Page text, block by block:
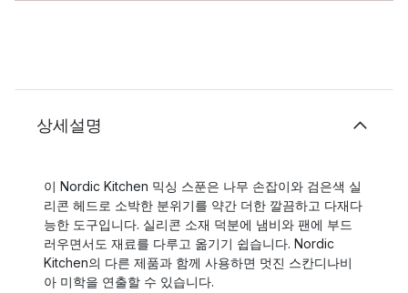
상세설명
이 Nordic Kitchen 믹싱 스푼은 나무 손잡이와 검은색 실
리콘 헤드로 소박한 분위기를 약간 더한 깔끔하고 다재다
능한 도구입니다. 실리콘 소재 덕분에 냄비와 팬에 부드
러우면서도 재료를 다루고 옮기기 쉽습니다. Nordic
Kitchen의 다른 제품과 함께 사용하면 멋진 스칸디나비
아 미학을 연출할 수 있습니다.